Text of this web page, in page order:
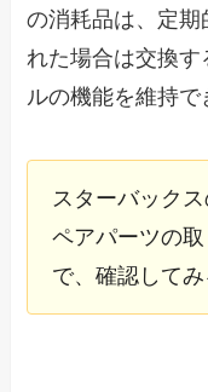
の消耗品は、定期
れた場合は交換す
ルの機能を維持で
スターバック
ペアパーツの
で、確認してみ